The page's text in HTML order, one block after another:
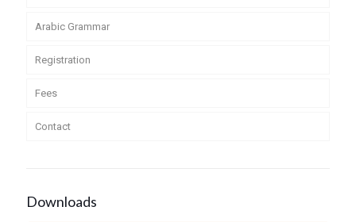
Arabic Grammar
Registration
Fees
Contact
Downloads